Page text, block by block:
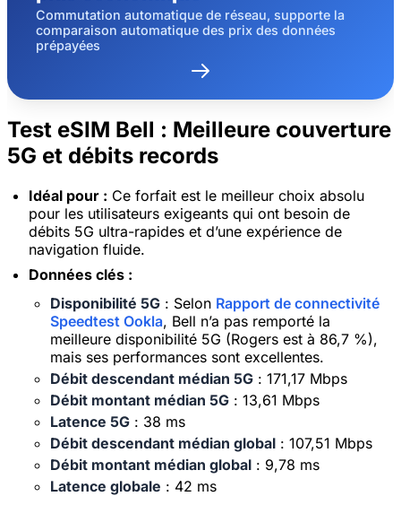
Commutation automatique de réseau, supporte la
comparaison automatique des prix des données
prépayées
Test eSIM Bell : Meilleure couverture
5G et débits records
Idéal pour : Ce forfait est le meilleur choix absolu
pour les utilisateurs exigeants qui ont besoin de
débits 5G ultra-rapides et d’une expérience de
navigation fluide.
Données clés :
Disponibilité 5G : Selon Rapport de connectivité
Speedtest Ookla, Bell n’a pas remporté la
meilleure disponibilité 5G (Rogers est à 86,7 %),
mais ses performances sont excellentes.
Débit descendant médian 5G : 171,17 Mbps
Débit montant médian 5G : 13,61 Mbps
Latence 5G : 38 ms
Débit descendant médian global : 107,51 Mbps
Débit montant médian global : 9,78 ms
Latence globale : 42 ms